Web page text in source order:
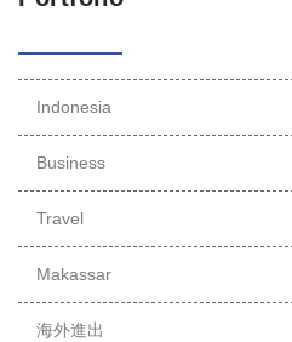
Indonesia
Business
Travel
Makassar
海外進出